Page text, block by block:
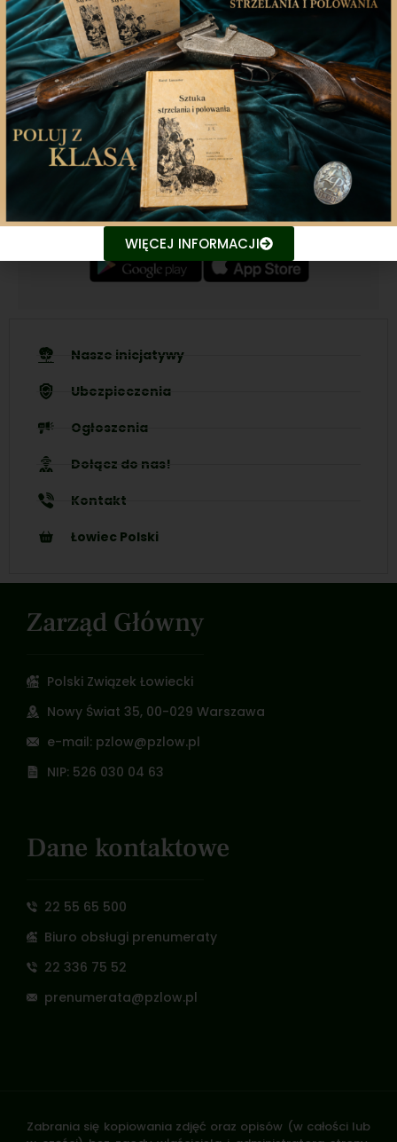
Aplikacja mobilna
Nasza aplikacja to doskonały towarzysz każdego
miłośnika łowiectwa, który pragnie pozostać na
bieżąco z najnowszymi treściami związanych stron.
Śledź aktualne wydarzenia
Udostępniaj treści znajomym
Nasze inicjatywy
Ubezpieczenia
Ogłoszenia
Dołącz do nas!
Kontakt
Łowiec Polski
Zarząd Główny
Polski Związek Łowiecki
Nowy Świat 35, 00-029 Warszawa
e-mail: pzlow@pzlow.pl
NIP: 526 030 04 63
Dane kontaktowe
22 55 65 500
Biuro obsługi prenumeraty
22 336 75 52
prenumerata@pzlow.pl
Zabrania się kopiowania zdjęć oraz opisów (w całości lub
WIĘCEJ INFORMACJI